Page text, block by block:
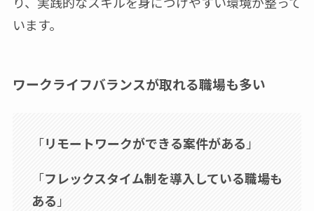
います。
ワークライフバランスが取れる職場も多い
「リモートワークができる案件がある」
「フレックスタイム制を導入している職場も
ある 」